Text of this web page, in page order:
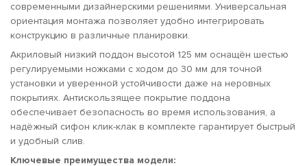
современными дизайнерскими решениями. Универсальная
ориентация монтажа позволяет удобно интегрировать
конструкцию в различные планировки.
Акриловый низкий поддон высотой 125 мм оснащён шестью
регулируемыми ножками с ходом до 30 мм для точной
установки и уверенной устойчивости даже на неровных
покрытиях. Антискользящее покрытие поддона
обеспечивает безопасность во время использования, а
надёжный сифон клик-клак в комплекте гарантирует быстрый
и удобный слив.
Ключевые преимущества модели: